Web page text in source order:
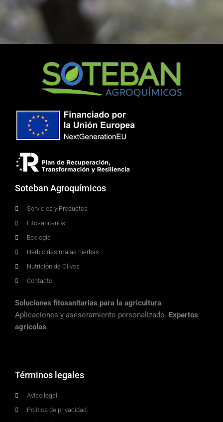
Soteban Agroquímicos
Servicios y Productos
Fitosanitarios
Ecologia
Herbicidas malas hierbas
Nutrición de Olivos
Contacto
Soluciones fitosanitarias para la agricultura.
Aplicaciones y asesoramiento personalizado. Expertos
agrícolas.
Términos legales
Aviso legal
Política de privacidad